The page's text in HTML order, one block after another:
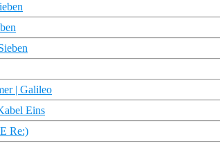
| Galileo
Eins
Re:)